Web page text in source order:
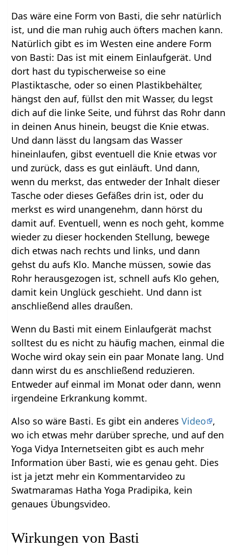
Das wäre eine Form von Basti, die sehr natürlich
ist, und die man ruhig auch öfters machen kann.
Natürlich gibt es im Westen eine andere Form
von Basti: Das ist mit einem Einlaufgerät. Und
dort hast du typischerweise so eine
Plastiktasche, oder so einen Plastikbehälter,
hängst den auf, füllst den mit Wasser, du legst
dich auf die linke Seite, und führst das Rohr dann
in deinen Anus hinein, beugst die Knie etwas.
Und dann lässt du langsam das Wasser
hineinlaufen, gibst eventuell die Knie etwas vor
und zurück, dass es gut einläuft. Und dann,
wenn du merkst, das entweder der Inhalt dieser
Tasche oder dieses Gefäßes drin ist, oder du
merkst es wird unangenehm, dann hörst du
damit auf. Eventuell, wenn es noch geht, komme
wieder zu dieser hockenden Stellung, bewege
dich etwas nach rechts und links, und dann
gehst du aufs Klo. Manche müssen, sowie das
Rohr herausgezogen ist, schnell aufs Klo gehen,
damit kein Unglück geschieht. Und dann ist
anschließend alles draußen.
Wenn du Basti mit einem Einlaufgerät machst
solltest du es nicht zu häufig machen, einmal die
Woche wird okay sein ein paar Monate lang. Und
dann wirst du es anschließend reduzieren.
Entweder auf einmal im Monat oder dann, wenn
irgendeine Erkrankung kommt.
Also so wäre Basti. Es gibt ein anderesVideo
,
wo ich etwas mehr darüber spreche, und auf den
Yoga Vidya Internetseiten gibt es auch mehr
Information über Basti, wie es genau geht. Dies
ist ja jetzt mehr ein Kommentarvideo zu
Swatmaramas Hatha Yoga Pradipika, kein
genaues Übungsvideo.
Wirkungen von Basti